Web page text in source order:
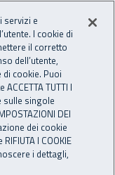
Apri cerca
servizi e
I cookie di
il corretto
dell’utente,
cookie. Puoi
TUTTI I
sulle singole
DEI
dei cookie
I COOKIE
i dettagli,